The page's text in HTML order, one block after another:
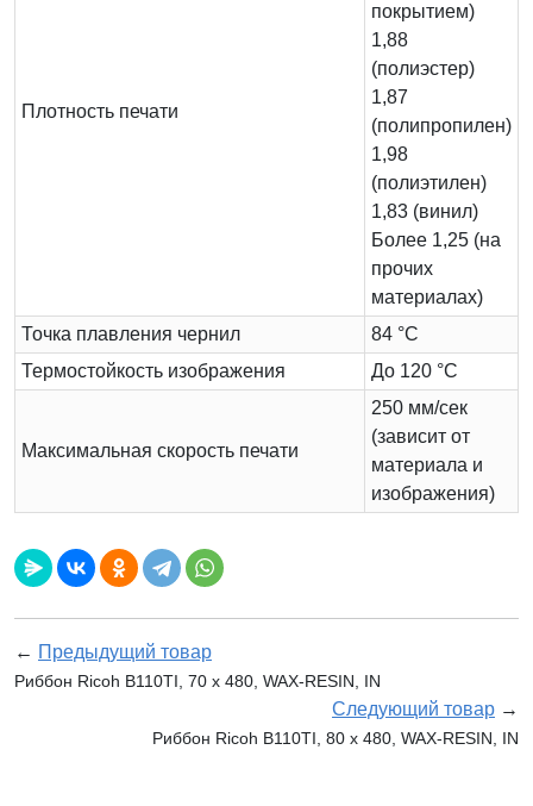
Плотность печати
покрытием)
1,88
(полиэстер)
1,87
(полипропилен)
1,98
(полиэтилен)
1,83 (винил)
Более 1,25 (на
прочих
материалах)
Точка плавления чернил
84 °C
Термостойкость изображения
До 120 °C
Максимальная скорость печати
250 мм/сек
(зависит от
материала и
изображения)
← Предыдущий товар
Риббон Ricoh B110TI, 70 х 480, WAX-RESIN, IN
Следующий товар →
Риббон Ricoh B110TI, 80 х 480, WAX-RESIN, IN